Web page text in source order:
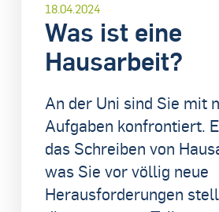
18.04.2024
Was ist eine
Hausarbeit?
An der Uni sind Sie mit
Aufgaben konfrontiert.
das Schreiben von
was Sie vor völlig neue
Herausforderungen